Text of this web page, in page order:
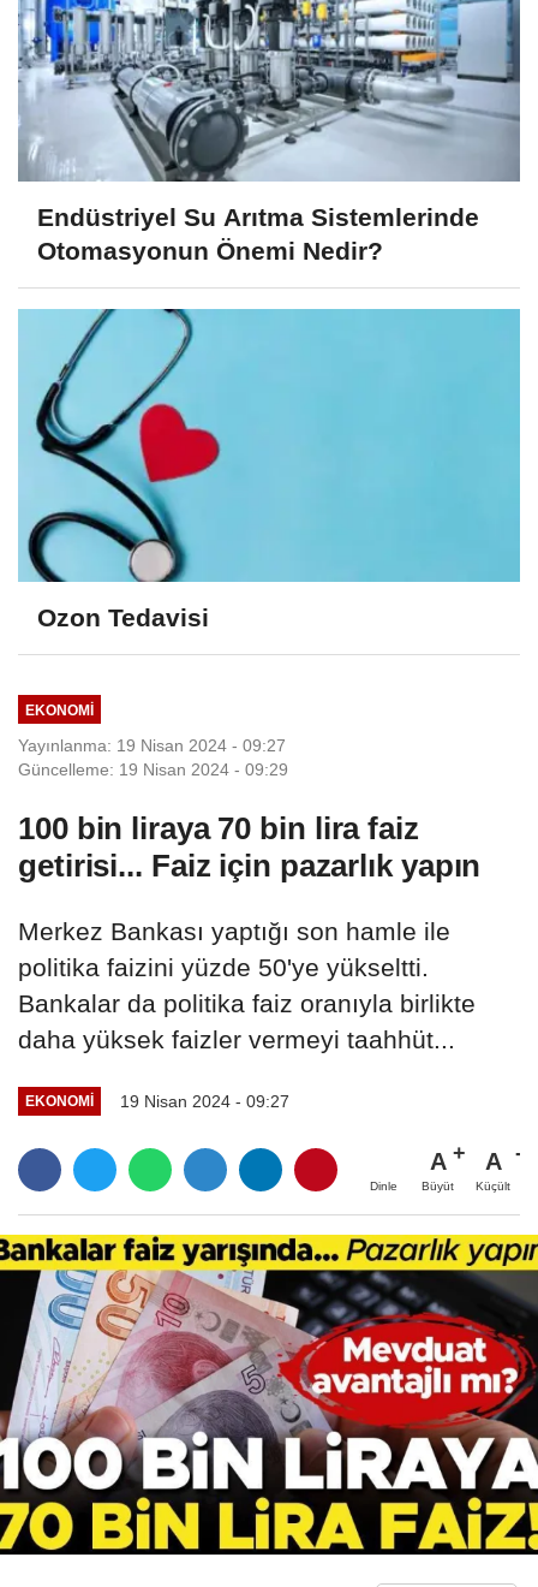
Endüstriyel Su Arıtma Sistemlerinde
Otomasyonun Önemi Nedir?
Ozon Tedavisi
EKONOMI
Yayınlanma: 19 Nisan 2024 - 09:27
Güncelleme: 19 Nisan 2024 - 09:29
100 bin liraya 70 bin lira faiz
getirisi... Faiz için pazarlık yapın
Merkez Bankası yaptığı son hamle ile
politika faizini yüzde 50'ye yükseltti.
Bankalar da politika faiz oranıyla birlikte
daha yüksek faizler vermeyi taahhüt...
EKONOMI 19 Nisan 2024 - 09:27
Dinle
A
Büyüt
A
Küçült